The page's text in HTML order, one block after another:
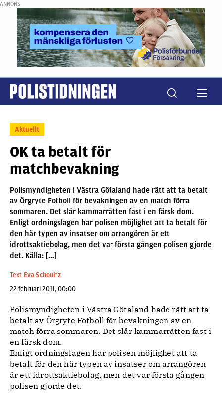
ANNONS
Aktuellt
OK ta betalt för
matchbevakning
Polismyndigheten i Västra Götaland hade rätt att ta betalt
av Örgryte Fotboll för bevakningen av en match förra
sommaren. Det slår kammarrätten fast i en färsk dom.
Enligt ordningslagen har polisen möjlighet att ta betalt för
den här typen av insatser om arrangören är ett
idrottsaktiebolag, men det var första gången polisen gjorde
det. Källa: […]
Text Eva Schoultz
22 februari 2011, 00:00
Polismyndigheten i Västra Götaland hade rätt att ta
betalt av Örgryte Fotboll för bevakningen av en
match förra sommaren. Det slår kammarrätten fast i
en färsk dom.
Enligt ordningslagen har polisen möjlighet att ta
betalt för den här typen av insatser om arrangören
är ett idrottsaktiebolag, men det var första gången
polisen gjorde det.